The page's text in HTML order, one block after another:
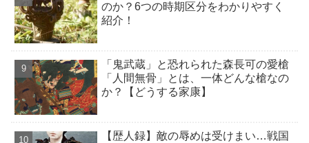
のか？6つの時期区分をわかりやすく
紹介！
「鬼武蔵」と恐れられた森長可の愛槍
「人間無骨」とは、一体どんな槍なの
か？【どうする家康】
【歴人録】敵の辱めは受けまい…戦国